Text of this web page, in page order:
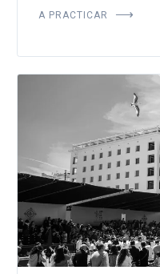
A PRACTICAR